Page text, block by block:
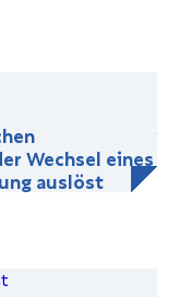
Wechsel eines
auslöst